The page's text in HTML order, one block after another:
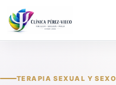
TERAPIA SEXUAL Y